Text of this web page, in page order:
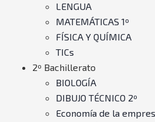
LENGUA
MATEMÁTICAS 1º
FÍSICA Y QUÍMICA
TICs
2º Bachillerato
BIOLOGÍA
DIBUJO TÉCNICO 2º
Economía de la